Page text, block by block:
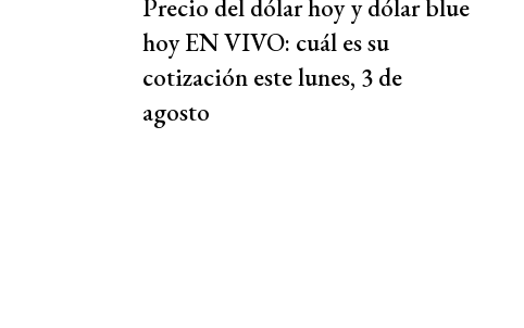
Precio del dólar hoy y dólar blue
hoy EN VIVO: cuál es su
cotización este lunes, 3 de
agosto